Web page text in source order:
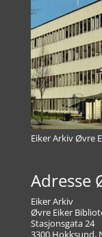
Eiker Arkiv Øvre
Adresse
Eiker Arkiv
Øvre Eiker
Stasjonsgata 24
3300 Hokksund,